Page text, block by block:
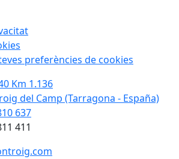
preferències de cookies
Km 1.136
del Camp (Tarragona - España)
637
411